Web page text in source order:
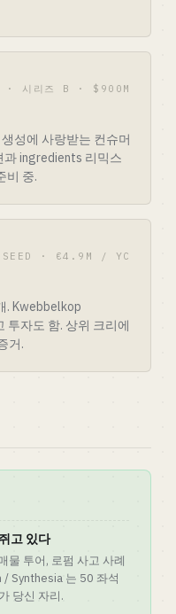
· 시리즈 B · $900M
성에 사랑받는 컨슈머
과 ingredients 리믹스
비 중.
· €4.9M / YC
. Kwebbelkop
투자도 함. 상위 크리에
거.
고 있다
물 투어, 로펌 사고 사례
/ Synthesia 는 50 좌석
당신 자리.